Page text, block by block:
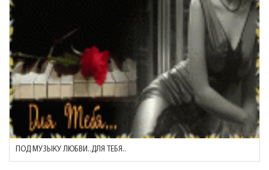
ПОД МУЗЫКУ ЛЮБВИ..ДЛЯ ТЕБЯ..